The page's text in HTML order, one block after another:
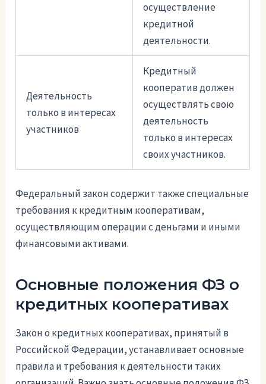
осуществление
кредитной
деятельности.
Деятельность
только в интересах
участников
Кредитный
кооператив должен
осуществлять свою
деятельность
только в интересах
своих участников.
Федеральный закон содержит также специальные
требования к кредитным кооперативам,
осуществляющим операции с деньгами и иными
финансовыми активами.
Основные положения ФЗ о
кредитных кооперативах
Закон о кредитных кооперативах, принятый в
Российской Федерации, устанавливает основные
правила и требования к деятельности таких